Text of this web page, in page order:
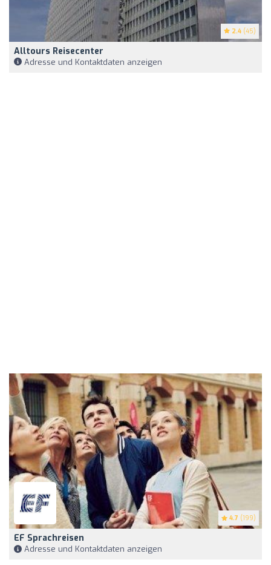
2.4 (45)
Alltours Reisecenter
Adresse und Kontaktdaten anzeigen
4.7 (199)
EF Sprachreisen
Adresse und Kontaktdaten anzeigen